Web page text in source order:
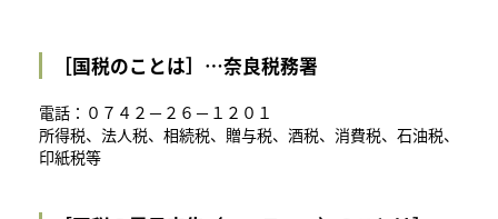
［国税のことは］…奈良税務署
電話：０７４２－２６－１２０１
所得税、法人税、相続税、贈与税、酒税、消費税、石油税、
印紙税等